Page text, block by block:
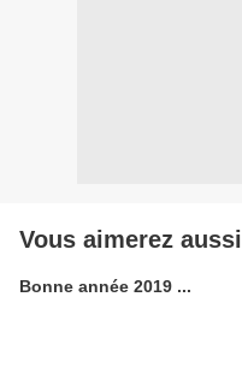
Vous aimerez aussi
Bonne année 2019 ...